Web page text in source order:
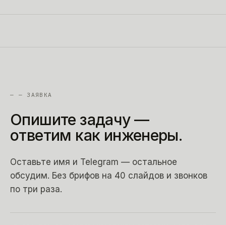
— — ЗАЯВКА
Опишите задачу —
ответим как инженеры.
Оставьте имя и Telegram — остальное
обсудим. Без брифов на 40 слайдов и звонков
по три раза.